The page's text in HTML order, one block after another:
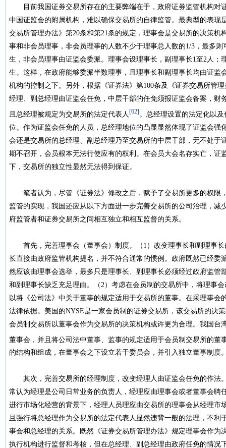
目前我国证券交易所存在的主要弊端在于，政府证券监管机构对
中国证监会的附属机构，难以确保交易所的自律监管。最典型的表现
交易所管理办法》第20条和第21条的规定，理事会是交易所的决策机
事和非会员理事，非会员理事的人数不少于理事总人数的1/3，最多
生，非会员理事由证监会委派。理事会设理事长，副理事长1至2人；
生。这样，在政府能够委派半数理事，且理事长和副理事长均由证监
机构的控制之下。另外，根据《证券法》第100条及《证券交易所管
经理、副总经理由证监会任免，中层干部的任免须报证监会备案，财
且总经理被规定为交易所的法定代表人 [62] 。总经理设置的法定化以
位。作为证监会任免的人员，总经理地位的凸显显然体现了证监会强
会还是交易所的总经理、副总经理乃至交易所的中层干部，无不处于
期不召开，会员根本无法行使应有的权利。在会员大会名存实亡，证
下，交易所的独立性显然无法得到保证。
笔者认为，尽管《证券法》修改之后，赋予了交易所更多的权限
监管的实现，我国还应从以下方面进一步完善交易所的公司治理，减
府监管者和证券交易所之间相互独立和相互监督的关系。
首先，完善理事会（董事会）制度。（1）改变理事长和副理事长
长直接由政府监管机构提名，并不符合通常的惯例。政府既然已经委
然应该由理事会选举，最多只是理事长、副理事长必须经过政府监管
和副理事长缺乏充足理由。（2）考虑在会员制的交易所中，将理事
以将《公司法》中关于董事的规定适用于交易所的董事。在采理事
法律依据。美国的NYSE是一家会员制的证券交易所，该交易所的决
会员制交易所以董事会作为交易所的决策机构或许更为合理。我国台
董事会，并且将公司法中董事、监事的规定适用于会员制交易所的董
的结构和组成，在董事会之下设立若干委员会，并引入独立董事制
其次，完善交易所的经理制度，改变经理人由证监会任免的作法
常认为经理是公司日常业务的负责人，经理应由理事会或者董事会聘
进行市场化经营的背景下，经理人员理应由交易所的理事会从经理市
且强行将总经理作为交易所的法定代表人显然违背一般的法理，不
事会和总经理的关系。既然《证券交易所管理办法》规定理事会作为
执行机构进行监督和考核，但在总经理、副总经理由政府任免的情况